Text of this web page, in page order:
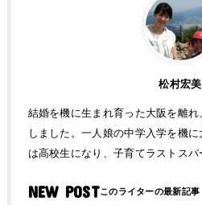
松村宏美
結婚を機に生まれ育った大阪を離
しました。一人娘の中学入学を機
は高校生になり、子育てラストスパ
NEW POST